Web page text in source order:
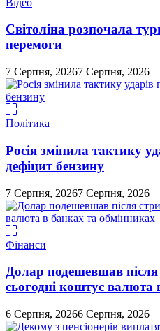
Світоліна розпочала
перемоги
7 Серпня, 20267 Серпня, 2026
Політика
Росія змінила тактику
дефіцит бензину
7 Серпня, 20267 Серпня, 2026
Фінанси
Долар подешевшав після
сьогодні коштує валюта
6 Серпня, 20266 Серпня, 2026